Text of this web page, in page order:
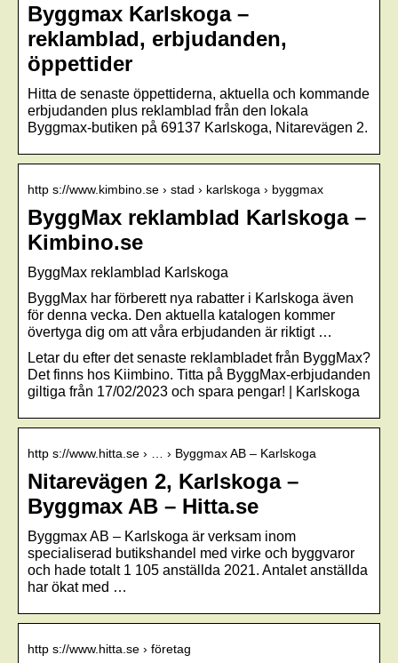
Byggmax Karlskoga –
reklamblad, erbjudanden,
öppettider
Hitta de senaste öppettiderna, aktuella och kommande
erbjudanden plus reklamblad från den lokala
Byggmax-butiken på 69137 Karlskoga, Nitarevägen 2.
http s://www.kimbino.se › stad › karlskoga › byggmax
ByggMax reklamblad Karlskoga –
Kimbino.se
ByggMax reklamblad Karlskoga
ByggMax har förberett nya rabatter i Karlskoga även
för denna vecka. Den aktuella katalogen kommer
övertyga dig om att våra erbjudanden är riktigt …
Letar du efter det senaste reklambladet från ByggMax?
Det finns hos Kiimbino. Titta på ByggMax-erbjudanden
giltiga från 17/02/2023 och spara pengar! | Karlskoga
http s://www.hitta.se › … › Byggmax AB – Karlskoga
Nitarevägen 2, Karlskoga –
Byggmax AB – Hitta.se
Byggmax AB – Karlskoga är verksam inom
specialiserad butikshandel med virke och byggvaror
och hade totalt 1 105 anställda 2021. Antalet anställda
har ökat med …
http s://www.hitta.se › företag